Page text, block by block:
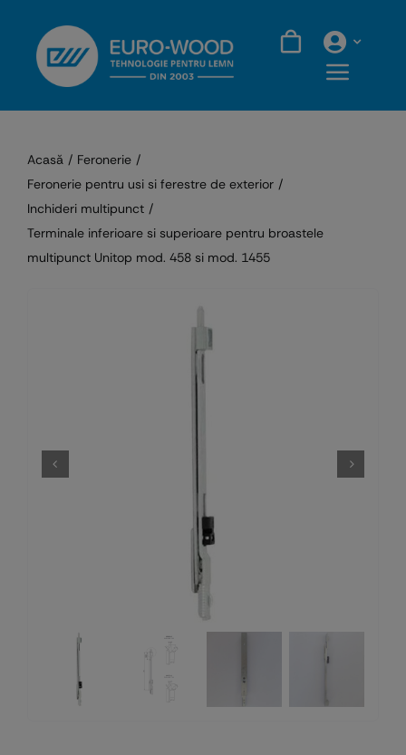
content
Acasă
Feronerie
Feronerie pentru usi si ferestre de exterior
Inchideri multipunct
Terminale inferioare si superioare pentru broastele
multipunct Unitop mod. 458 si mod. 1455